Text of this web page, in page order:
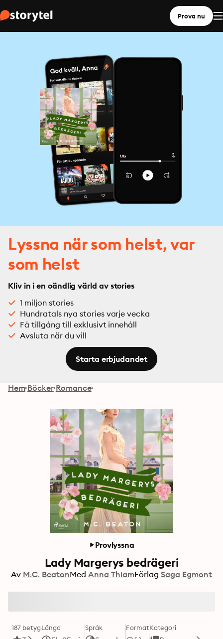
Prova nu
Lyssna när som helst, var
som helst
Kliv in i en oändlig värld av stories
1 miljon stories
Hundratals nya stories varje vecka
Få tillgång till exklusivt innehåll
Avsluta när du vill
Starta erbjudandet
Hem Böcker Romance
Provlyssna
Lady Margerys bedrägeri
Av M.C. BeatonMed Anna ThiamFörlag Saga Egmont
187 betygLängd Språk FormatKategori